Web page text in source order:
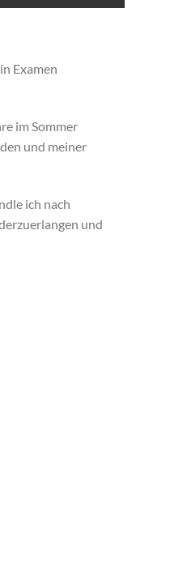
Examen
im Sommer
und meiner
ich nach
und